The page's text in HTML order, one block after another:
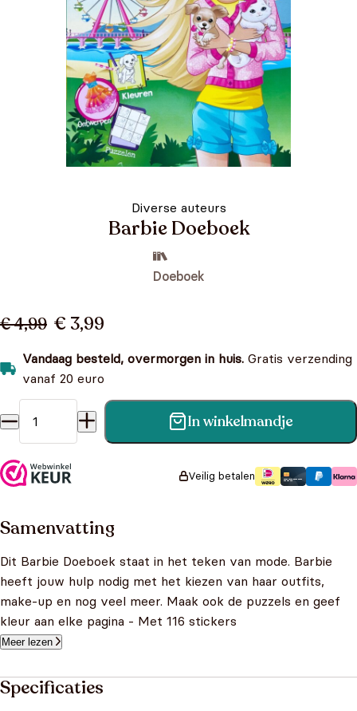
Diverse auteurs
Barbie Doeboek
Doeboek
€ 4,99 € 3,99
Vandaag besteld, overmorgen in huis. Gratis verzending
vanaf 20 euro
Barbie Doeboek aantal In winkelmandje
Veilig betalen
Samenvatting
Dit Barbie Doeboek staat in het teken van mode. Barbie
heeft jouw hulp nodig met het kiezen van haar outfits,
make-up en nog veel meer. Maak ook de puzzels en geef
kleur aan elke pagina - Met 116 stickers
Meer lezen
Specificaties